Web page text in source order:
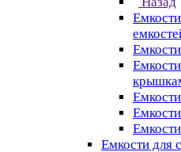
Емкости для